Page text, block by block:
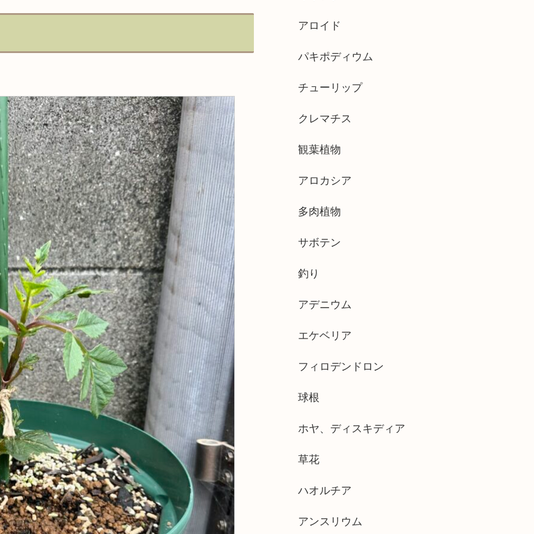
アロイド
パキポディウム
チューリップ
クレマチス
観葉植物
アロカシア
多肉植物
サボテン
釣り
アデニウム
エケベリア
フィロデンドロン
球根
ホヤ、ディスキディア
草花
ハオルチア
アンスリウム